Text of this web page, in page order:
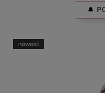
🔔
nowość